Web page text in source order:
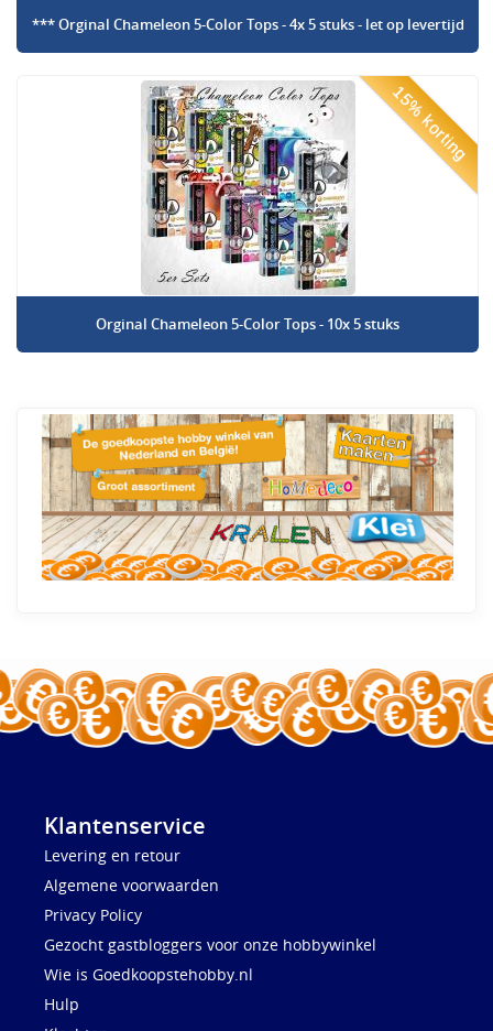
*** Orginal Chameleon 5-Color Tops - 4x 5 stuks - let op levertijd
15% korting
Orginal Chameleon 5-Color Tops - 10x 5 stuks
Klantenservice
Levering en retour
Algemene voorwaarden
Privacy Policy
Gezocht gastbloggers voor onze hobbywinkel
Wie is Goedkoopstehobby.nl
Hulp